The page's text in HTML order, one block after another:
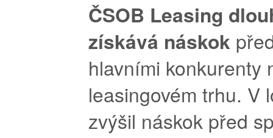
ČSOB Leasing
získává náskok
hlavními konkurenty
leasingovém trhu. V
zvýšil náskok před